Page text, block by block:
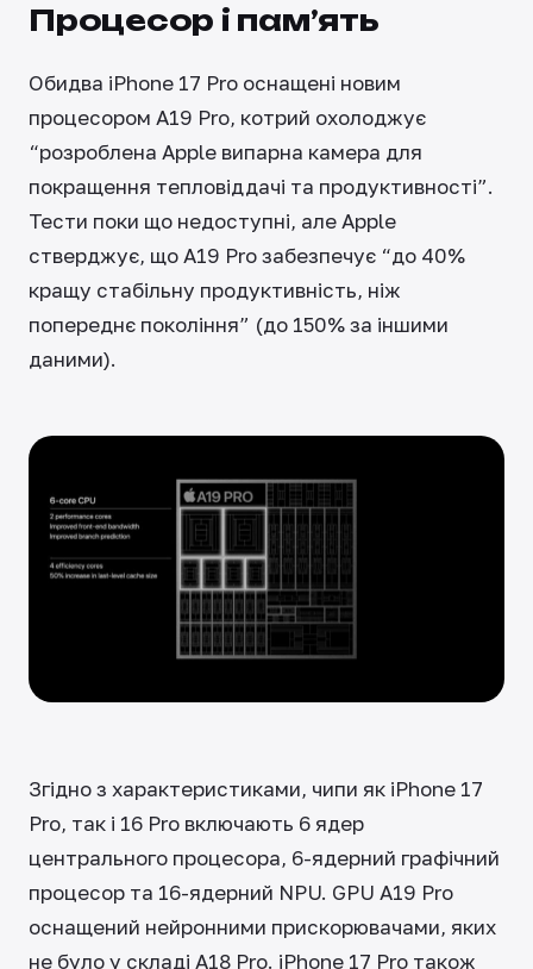
Процесор і пам’ять
Обидва iPhone 17 Pro оснащені новим
процесором A19 Pro, котрий охолоджує
“розроблена Apple випарна камера для
покращення тепловіддачі та продуктивності”.
Тести поки що недоступні, але Apple
стверджує, що A19 Pro забезпечує “до 40%
кращу стабільну продуктивність, ніж
попереднє покоління” (до 150% за іншими
даними).
Згідно з характеристиками, чипи як iPhone 17
Pro, так і 16 Pro включають 6 ядер
центрального процесора, 6-ядерний графічний
процесор та 16-ядерний NPU. GPU A19 Pro
оснащений нейронними прискорювачами, яких
не було у складі A18 Pro. iPhone 17 Pro також